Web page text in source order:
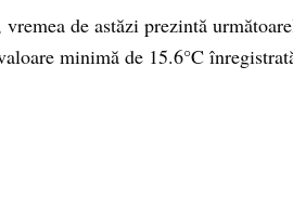
de astăzi prezintă
minimă de 15.6°C